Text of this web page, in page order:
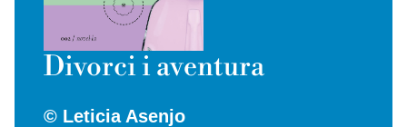
Divorci i aventura
© Leticia Asenjo